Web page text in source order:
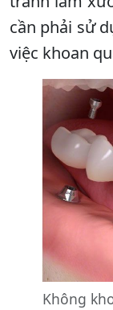
cần phải sử
việc khoan
Không